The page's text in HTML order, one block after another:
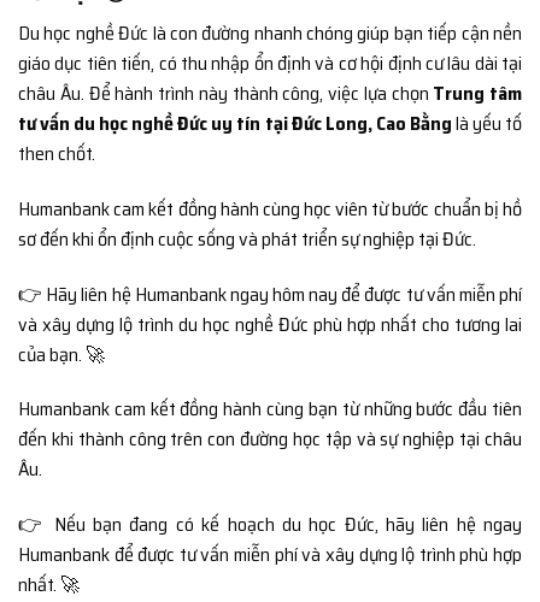
Du học nghề Đức là con đường nhanh chóng giúp bạn tiếp cận nền
giáo dục tiên tiến, có thu nhập ổn định và cơ hội định cư lâu dài tại
châu Âu. Để hành trình này thành công, việc lựa chọn Trung tâm
tư vấn du học nghề Đức uy tín tại Đức Long, Cao Bằnglà yếu tố
then chốt.
Humanbank cam kết đồng hành cùng học viên từ bước chuẩn bị hồ
sơ đến khi ổn định cuộc sống và phát triển sự nghiệp tại Đức.
👉 Hãy liên hệ Humanbank ngay hôm nay để được tư vấn miễn phí
và xây dựng lộ trình du học nghề Đức phù hợp nhất cho tương lai
của bạn. 🚀
Humanbank cam kết đồng hành cùng bạn từ những bước đầu tiên
đến khi thành công trên con đường học tập và sự nghiệp tại châu
Âu.
👉 Nếu bạn đang có kế hoạch du học Đức, hãy liên hệ ngay
Humanbank để được tư vấn miễn phí và xây dựng lộ trình phù hợp
nhất. 🚀